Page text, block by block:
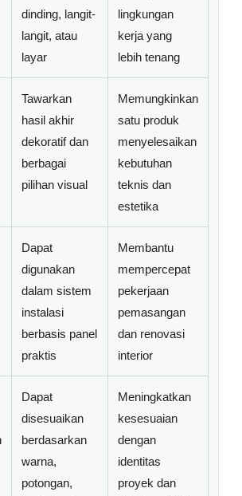
dinding, langit-
langit, atau
layar
lingkungan
kerja yang
lebih tenang
Tawarkan
hasil akhir
dekoratif dan
berbagai
pilihan visual
Memungkinkan
satu produk
menyelesaikan
kebutuhan
teknis dan
estetika
Dapat
digunakan
dalam sistem
instalasi
berbasis panel
praktis
Membantu
mempercepat
pekerjaan
pemasangan
dan renovasi
interior
Dapat
disesuaikan
berdasarkan
warna,
potongan,
Meningkatkan
kesesuaian
dengan
identitas
proyek dan